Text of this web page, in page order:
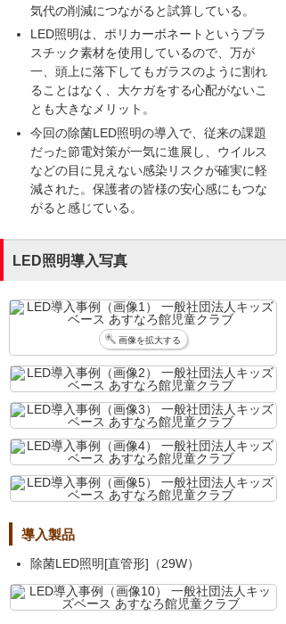
気代の削減につながると試算している。
LED照明は、ポリカーボネートというプラ
スチック素材を使用しているので、万が
一、頭上に落下してもガラスのように割れ
ることはなく、大ケガをする心配がないこ
とも大きなメリット。
今回の除菌LED照明の導入で、従来の課題
だった節電対策が一気に進展し、ウイルス
などの目に見えない感染リスクが確実に軽
減された。保護者の皆様の安心感にもつな
がると感じている。
LED照明導入写真
画像を拡大する
導入製品
除菌LED照明[直管形]（29W）